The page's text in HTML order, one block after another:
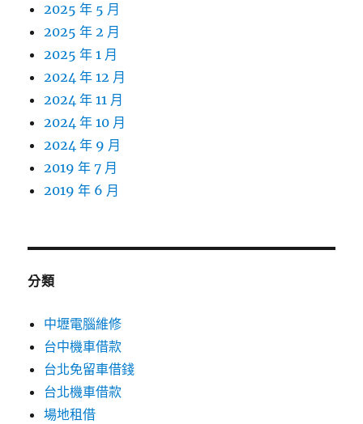
2025 年 5 月
2025 年 2 月
2025 年 1 月
2024 年 12 月
2024 年 11 月
2024 年 10 月
2024 年 9 月
2019 年 7 月
2019 年 6 月
分類
中壢電腦維修
台中機車借款
台北免留車借錢
台北機車借款
場地租借